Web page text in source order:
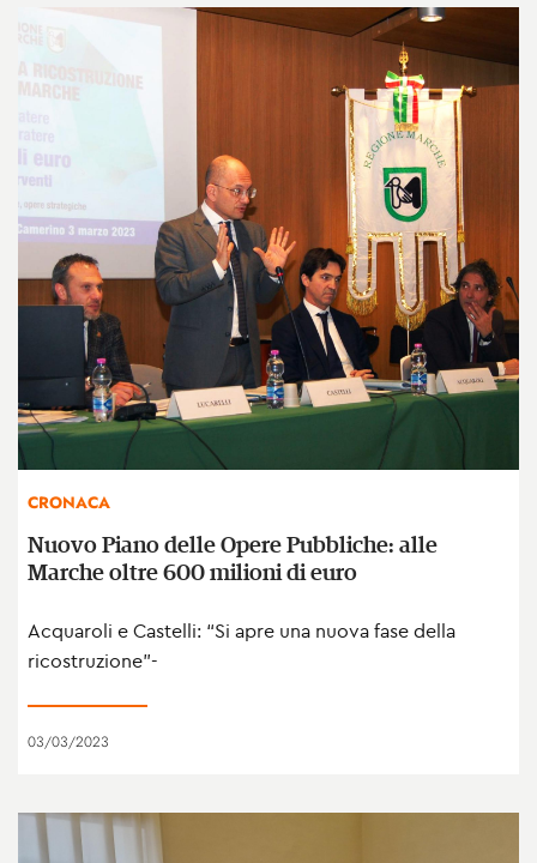
CRONACA
Nuovo Piano delle Opere Pubbliche: alle
Marche oltre 600 milioni di euro
Acquaroli e Castelli: “Si apre una nuova fase della
ricostruzione”-
03/03/2023